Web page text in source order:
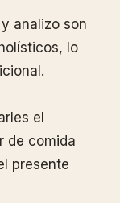
analizo son
lo
el
de comida
presente